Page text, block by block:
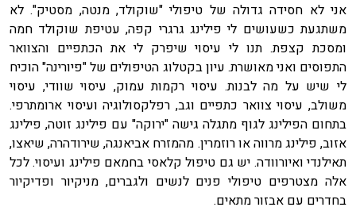
אני לא חסידה גדולה של טיפולי "שוקולד, מנטה, מסטיק". לא
משתגעת כשעושים לי פילינג גרגרי קפה, עטיפת שוקולד חמה
ומסכת קצפת. תנו לי עיסוי שיפרק לי את הכתפיים והצוואר
התפוסים ואני מאושרת. עיון בקטלוג הטיפולים של "פיורינה" הוכיח
לי שיש על מה לבנות. עיסוי רקמות עמוק, עיסוי שוודי, עיסוי
משולב, עיסוי צוואר כתפיים וגב, רפלקסולוגיה ועיסוי ארומתרפי.
בתחום הפילינג לגוף מתגלה גישה "ירוקה" עם פילינג זוטה, פילינג
אזוב, פילינג מרווה או רוזמרין. מהמזרח אביאנגה, שירודהרה, שיאצו,
תאילנדי ואיורוודה. יש גם טיפול קלאסי בחמאם פילינג ועיסוי. לכל
אלה מצטרפים טיפולי פנים לנשים ולגברים, מניקיור ופדיקיור
בחדרים עם אבזור מתאים.